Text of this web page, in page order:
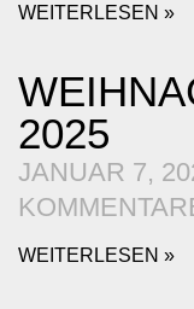
WEITERLESEN »
025
JANUAR 7,
WEITERLESEN »